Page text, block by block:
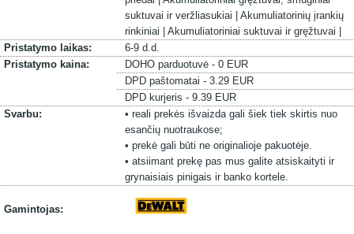
suktuvai ir veržliasukiai | Akumuliatorinių įrankių
rinkiniai | Akumuliatoriniai suktuvai ir gręžtuvai |
Pristatymo laikas:
6-9 d.d.
Pristatymo kaina:
DOHO parduotuvė - 0 EUR
DPD paštomatai - 3.29 EUR
DPD kurjeris - 9.39 EUR
Svarbu:
• reali prekės išvaizda gali šiek tiek skirtis nuo
esančių nuotraukose;
• prekė gali būti ne originalioje pakuotėje.
• atsiimant prekę pas mus galite atsiskaityti ir
grynaisiais pinigais ir banko kortele.
Gamintojas: